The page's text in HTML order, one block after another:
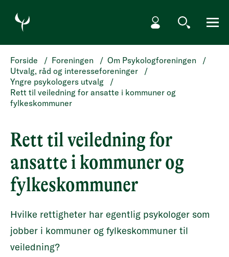
HOPP TIL HOVEDINNHOLD
Min side
Søk Meny
Forside / Foreningen / Om Psykologforeningen
/
Utvalg, råd og interesseforeninger
/
Yngre psykologers utvalg
/
Rett til veiledning for ansatte i kommuner og
fylkeskommuner
Rett til veiledning for
ansatte i kommuner og
fylkeskommuner
Hvilke rettigheter har egentlig psykologer som
jobber i kommuner og fylkeskommuner til
veiledning?